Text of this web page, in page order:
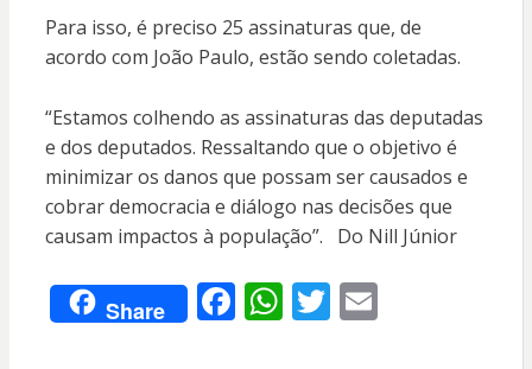
Para isso, é preciso 25 assinaturas que, de
acordo com João Paulo, estão sendo coletadas.
“Estamos colhendo as assinaturas das deputadas
e dos deputados. Ressaltando que o objetivo é
minimizar os danos que possam ser causados e
cobrar democracia e diálogo nas decisões que
causam impactos à população”. Do Nill Júnior
Share F W T E